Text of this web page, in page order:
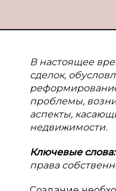
В настоящее
сделок,
проблемы,
аспекты,
недвижимости.
Ключевые слова:
права